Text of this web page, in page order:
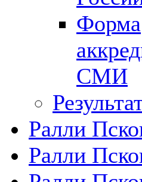
Форма
СМИ
Ралли
Ралли